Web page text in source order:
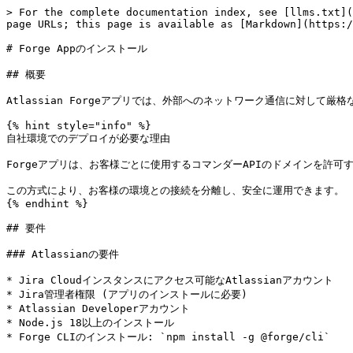
> For the complete documentation index, see [llms.txt](https://docs.keeper.io/llms.txt). Markdown versions of documentation pages are available by appending `.md` to page URLs; this page is available as [Markdown](https://docs.keeper.io/keeperpam/jp/secrets-manager/integrations/jira-workflow/forge-app-installation.md).

# Forge Appのインストール

## 概要

Atlassian Forgeアプリでは、外部へのネットワーク通信に対して厳格なセキュリティ制御が適用されます。アプリが通信するすべての外部ドメインは、`manifest.yml` にあらかじめ許可を設定する必要があります。

{% hint style="info" %}
自社環境でのデプロイが必要な理由

Forgeアプリは、お客様ごとに使用するコマンダーAPIのドメインを許可する設定が必要です。そのため、各環境に合わせてアプリを個別にデプロイする必要があります。

この方式により、お客様の環境との接続を分離し、安全に運用できます。
{% endhint %}

## 要件

### Atlassianの要件

* Jira Cloudインスタンスにアクセス可能なAtlassianアカウント
* Jira管理者権限 (アプリのインストールに必要)
* Atlassian Developerアカウント
* Node.js 18以上のインストール
* Forge CLIのインストール: `npm install -g @forge/cli`

### Node.jsのセットアップ (nvmを使用)

Forge CLIの利用には**Node.js 18以上**が必要です。Node.jsのインストールおよびバージョン切り替えには、nvm (Node Version Manager) の使用を推奨します。

#### nvmのインストール

```bash
curl -o- https://raw.githubusercontent.com/nvm-sh/nvm/v0.40.1/install.sh | bash
```

ターミナルを再起動後、Node.jsをインストール

```bash
nvm install 18
nvm use 18
```

インストールの確認

```bash
node -v
npm -v
```

Node.jsのインストール完了後、Forge CLIをグローバルにインストール

```bash
npm install -g @forge/cli
```

### WSL / Linux環境での要件

デスクトップ環境のないWSLまたはLinux環境では、`forge login` 実行時に認証情報を安全に保存するための追加パッケージが必要です。Forge CLIはOSのキーリングにアクセスするために `libsecret` を使用しますが、ヘッドレス環境のLinuxには標準で含まれていません。

必要なパッケージのインストール

```bash
sudo apt-get install libsecret-1-0 libsecret-1-dev gnome-keyring
```

`forge login` を実行する前に、キーリングデーモンを起動

```bash
eval $(dbus-launch --sh-syntax)
echo '' | gnome-keyring-daemon --unlock --components=secrets
```

{% hint style="info" %}
この設定が必要な理由

Forge CLIはAtlassian APIトークンをOSのシークレットサービスに保存します。macOS (Keychain) およびWindows (Credential Manager) では標準で利用できますが、Linux / WSL環境では `libsecret` (クライアントライブラリ) と `gnome-keyring` (キーリングデーモン) を手動でインストールする必要があります。
{% endhint %}

### Keeperの要件

* Keeperエンタープライズアカウント (コマンダーCLIへのアクセスが可能であること)
* コマンダーCLI バージョン17.1.7以降
* 永続ログインを設定済みのコマンダーCLI
* コマンダーAPIを公開するセキュアトンネル

### 1. ソースコードの入手

#### A. リポジトリのクローン

<https://github.com/Keeper-Security/jira-connector-hub>

#### B. アーカイブのダウンロード

<https://github.com/Keeper-Security/jira-connector-hub/archive/refs/heads/main.zip>

### 2. ドメインの設定

`manifest.yml` を開き、`permissions.external.fetch.backend` セクションに、コマンダーのサービスモード用ドメインを追加します。

```
permissions:
  scopes:
      - read:jira-work
      - write:jira-work
      - storage:app
      - read:jira-user
  external:
      fetch:
        backend:
            # ADD YOUR DOMAIN(S) BELOW
            - address: https://keeper-api.yourcompany.com
            # Or use subdomain wildcard:
            - address: https://*.yourcompany.com
```

{% hint style="warning" %}
manifest.yml末尾にある既存のapp.id行を削除してください。アプリ登録時に新しいIDが自動生成されます。
{% endhint %}

#### ドメインパターンのルール

| パターン             | 許可 | 例                              |
| ---------------- | -- | ------------------------------ |
| 完全一致のドメイン        | 可  | <https://api.company.com>      |
| サブドメインのワイルドカード   | 可  | https\://\*.company.com        |
| パスのワイルドカード       | 不可 | <https://api.company.com/\\>\* |
| すべてのドメイン         | 不可 | https\://\*                    |
| HTTP (HTTPSではない) | 不可 | <http://api.company.com>       |

### 3. アプリケーションのビルド

```
# ルートディレクトリの依存関係をインストール
npm install

# グローバルページUIのビルド
cd static/keeper-ui
npm install
npm run build
cd ../..

# 課題パネルUIの